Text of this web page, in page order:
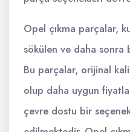
Opel çıkma parçalar,
sökülen ve daha sonra
Bu parçalar, orijinal
olup daha uygun
çevre dostu bir